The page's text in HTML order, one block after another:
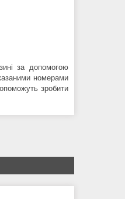
за допомогою
номерами
зробити